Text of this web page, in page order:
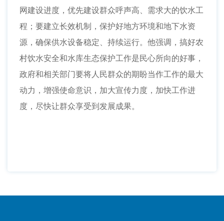
网建设进度，优先建设群众呼声高、需求大的饮水工
程；要建立长效机制，保护好地方环境和地下水资
源，确保供水设备稳定、持续运行。他强调，搞好农
村饮水安全和水库生态保护工作是民心所向的好事，
政府和相关部门要将人民群众的期盼当作工作的最大
动力，增强使命意识，加大宣传力度，加快工作进
度，尽快让群众享受到发展成果。